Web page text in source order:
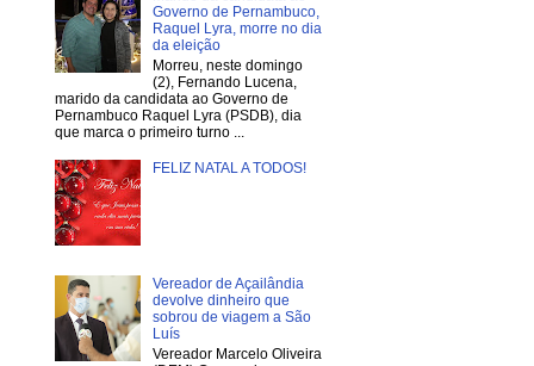
Governo de Pernambuco,
Raquel Lyra, morre no dia
da eleição
Morreu, neste domingo
(2), Fernando Lucena,
marido da candidata ao Governo de
Pernambuco Raquel Lyra (PSDB), dia
que marca o primeiro turno ...
FELIZ NATAL A TODOS!
Vereador de Açailândia
devolve dinheiro que
sobrou de viagem a São
Luís
Vereador Marcelo Oliveira